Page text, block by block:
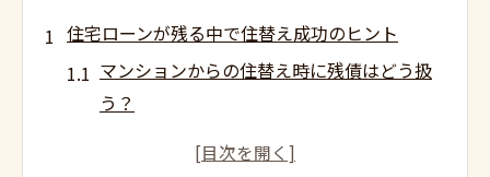
住宅ローンが残る中で住替え成功のヒント
マンションからの住替え時に残債はどう扱
う？
住宅ローン残ったまま売却の注意点と対策